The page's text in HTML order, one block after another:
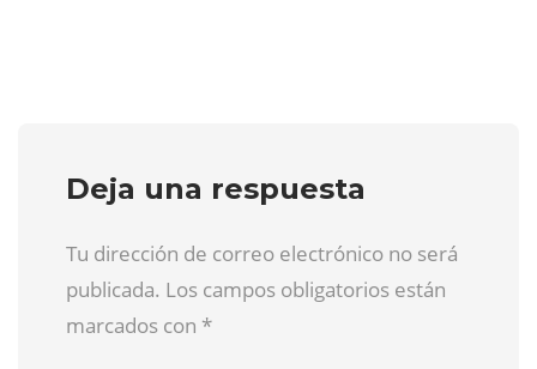
Deja una respuesta
Tu dirección de correo electrónico no será
publicada. Los campos obligatorios están
marcados con *